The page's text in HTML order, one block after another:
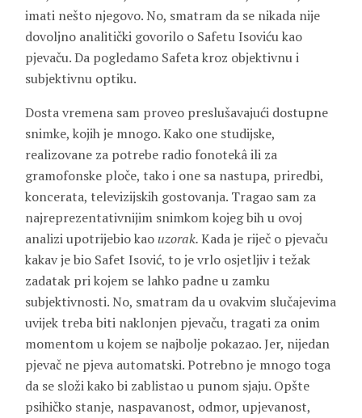
imati nešto njegovo. No, smatram da se nikada nije
dovoljno analitički govorilo o Safetu Isoviću kao
pjevaču. Da pogledamo Safeta kroz objektivnu i
subjektivnu optiku.
Dosta vremena sam proveo preslušavajući dostupne
snimke, kojih je mnogo. Kako one studijske,
realizovane za potrebe radio fonotekâ ili za
gramofonske ploče, tako i one sa nastupa, priredbi,
koncerata, televizijskih gostovanja. Tragao sam za
najreprezentativnijim snimkom kojeg bih u ovoj
analizi upotrijebio kao uzorak.Kada je riječ o pjevaču
kakav je bio Safet Isović, to je vrlo osjetljiv i težak
zadatak pri kojem se lahko padne u zamku
subjektivnosti. No, smatram da u ovakvim slučajevima
uvijek treba biti naklonjen pjevaču, tragati za onim
momentom u kojem se najbolje pokazao. Jer, nijedan
pjevač ne pjeva automatski. Potrebno je mnogo toga
da se složi kako bi zablistao u punom sjaju. Opšte
psihičko stanje, naspavanost, odmor, upjevanost,